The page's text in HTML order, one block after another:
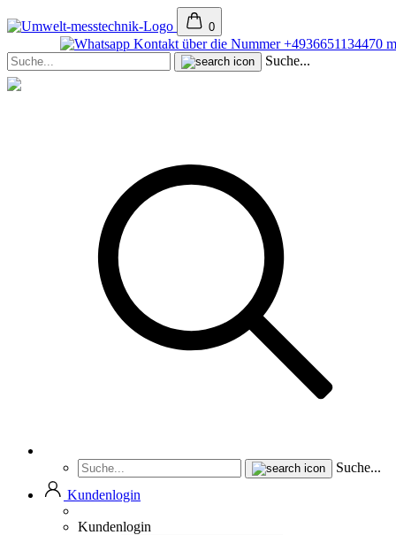
0
Suche...
Suche...
Kundenlogin
Kundenlogin